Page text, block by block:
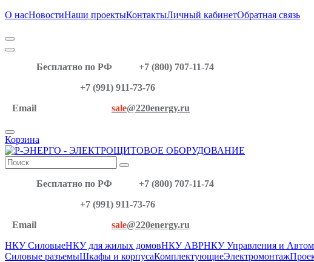
О насНовостиНаши проектыКонтактыЛичный кабинетОбратная связь
Бесплатно по РФ
+7 (800) 707-11-74
+7 (991) 911-73-76
Email
sale@220energy.ru
Корзина
Бесплатно по РФ
+7 (800) 707-11-74
+7 (991) 911-73-76
Email
sale@220energy.ru
НКУ СиловыеНКУ для жилых домовНКУ АВРНКУ Управления и
Силовые разъемыШкафы и корпусаКомплектующиеЭлектромонтаж